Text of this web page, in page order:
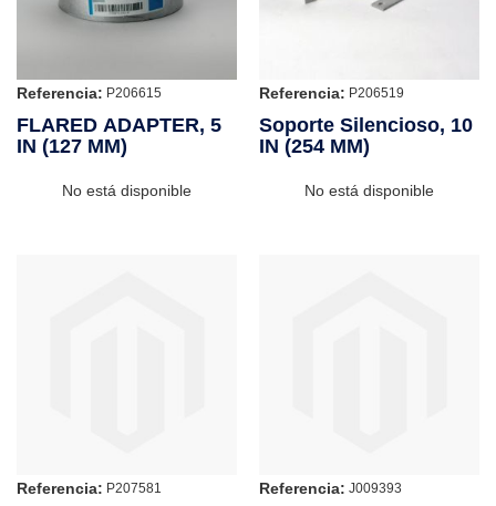
Referencia: P206615
FLARED ADAPTER, 5
IN (127 MM)
No está disponible
Referencia: P206519
Soporte Silencioso, 10
IN (254 MM)
No está disponible
Referencia: P207581 Referencia: J009393